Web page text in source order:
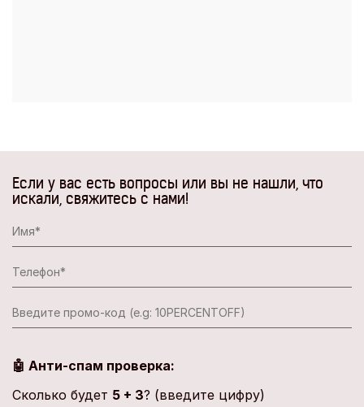
Если у вас есть вопросы или вы не нашли, что
искали, свяжитесь с нами!
🤖 Анти-спам проверка:
Сколько будет 5 + 3? (введите цифру)